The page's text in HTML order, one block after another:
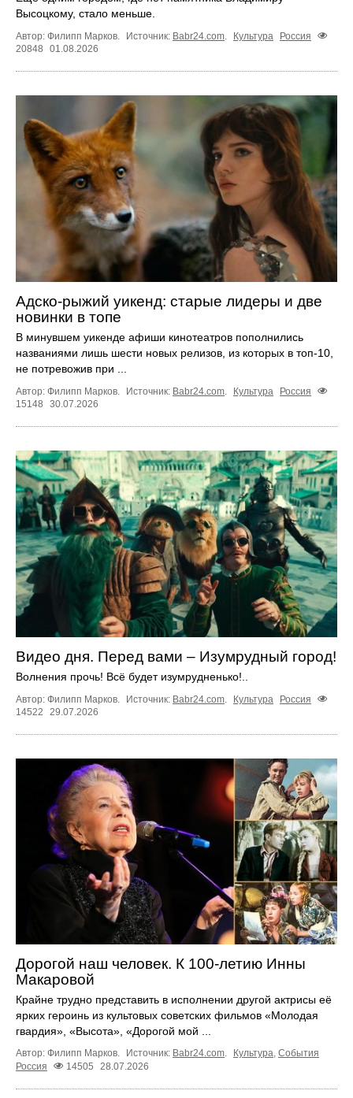
Высоцкому, стало меньше.
Автор: Филипп Марков. Источник: Babr24.com. Культура
Россия
20848
01.08.2026
Адско-рыжий уикенд: старые лидеры и две
новинки в топе
В минувшем уикенде афиши кинотеатров пополнились
названиями лишь шести новых релизов, из которых в топ‑10,
не потревожив при ...
Автор: Филипп Марков. Источник: Babr24.com. Культура
Россия
15148
30.07.2026
Видео дня. Перед вами – Изумрудный город!
Волнения прочь! Всё будет изумрудненько!..
Автор: Филипп Марков. Источник: Babr24.com Культура
Россия
14522
29.07.2026
Дорогой наш человек. К 100‑летию Инны
Макаровой
Крайне трудно представить в исполнении другой актрисы её
ярких героинь из культовых советских фильмов «Молодая
гвардия», «Высота», «Дорогой мой ...
Автор: Филипп Марков. Источник: Babr24.com. Культура, События
Россия
14505 28.07.2026